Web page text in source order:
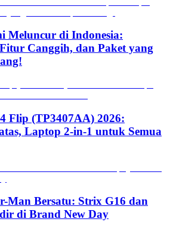
Meluncur di Indonesia:
Canggih, dan Paket yang
Flip (TP3407AA) 2026:
Laptop 2-in-1 untuk Semua
Man Bersatu: Strix G16 dan
di Brand New Day